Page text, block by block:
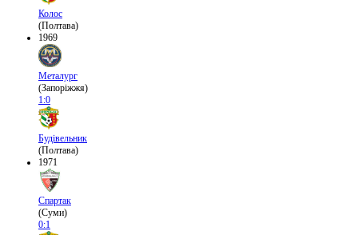
Колос
(Полтава)
1969
Металург
(Запоріжжя)
1:0
Будівельник
(Полтава)
1971
Спартак
(Суми)
0:1